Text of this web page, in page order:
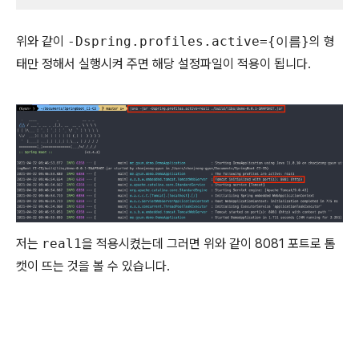
위와 같이 -Dspring.profiles.active={이름}의 형
태만 정해서 실행시켜 주면 해당 설정파일이 적용이 됩니다.
저는 real1을 적용시켰는데 그러면 위와 같이 8081 포트로 톰
캣이 뜨는 것을 볼 수 있습니다.